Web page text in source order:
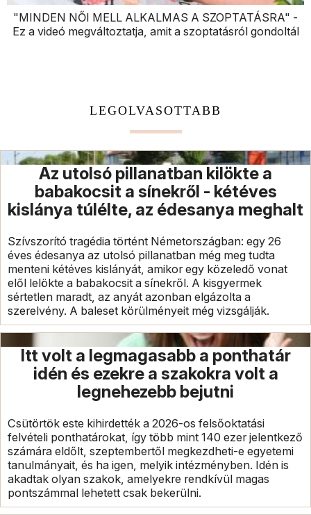
"MINDEN NŐI MELL ALKALMAS A SZOPTATÁSRA" -
Ez a videó megváltoztatja, amit a szoptatásról gondoltál
LEGOLVASOTTABB
Az utolsó pillanatban kilökte a
babakocsit a sínekről - kétéves
kislánya túlélte, az édesanya meghalt
Szívszorító tragédia történt Németországban: egy 26
éves édesanya az utolsó pillanatban még meg tudta
menteni kétéves kislányát, amikor egy közeledő vonat
elől lelökte a babakocsit a sínekről. A kisgyermek
sértetlen maradt, az anyát azonban elgázolta a
szerelvény. A baleset körülményeit még vizsgálják.
Itt volt a legmagasabb a ponthatár
idén és ezekre a szakokra volt a
legnehezebb bejutni
Csütörtök este kihirdették a 2026-os felsőoktatási
felvételi ponthatárokat, így több mint 140 ezer jelentkező
számára eldőlt, szeptembertől megkezdheti-e egyetemi
tanulmányait, és ha igen, melyik intézményben. Idén is
akadtak olyan szakok, amelyekre rendkívül magas
pontszámmal lehetett csak bekerülni.